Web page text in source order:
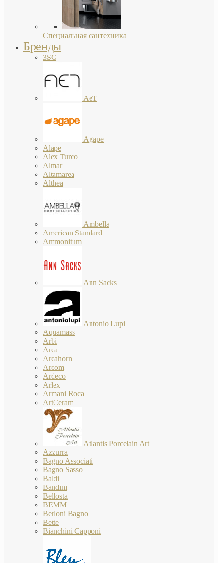
Специальная сантехника
Бренды
3SC
AeT
Agape
Alape
Alex Turco
Almar
Altamarea
Althea
Ambella
American Standard
Ammonitum
Ann Sacks
Antonio Lupi
Aquamass
Arbi
Arca
Arcahorn
Arcom
Ardeco
Arlex
Armani Roca
ArtCeram
Atlantis Porcelain Art
Azzurra
Bagno Associati
Bagno Sasso
Baldi
Bandini
Bellosta
BEMM
Berloni Bagno
Bette
Bianchini Capponi